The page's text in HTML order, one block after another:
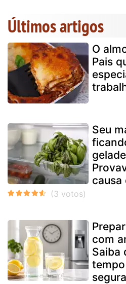
Últimos artigos
O
Pais
Seu
causa
com
Saiba